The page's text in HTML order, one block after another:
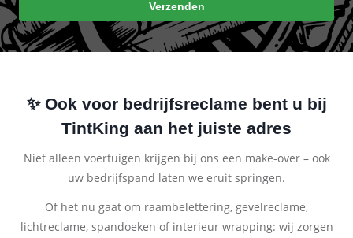
ai
l
Verzenden
✨ Ook voor bedrijfsreclame bent u bij
TintKing aan het juiste adres
Niet alleen voertuigen krijgen bij ons een make-over – ook
uw bedrijfspand laten we eruit springen.
Of het nu gaat om raambelettering, gevelreclame,
lichtreclame, spandoeken of interieur wrapping: wij zorgen